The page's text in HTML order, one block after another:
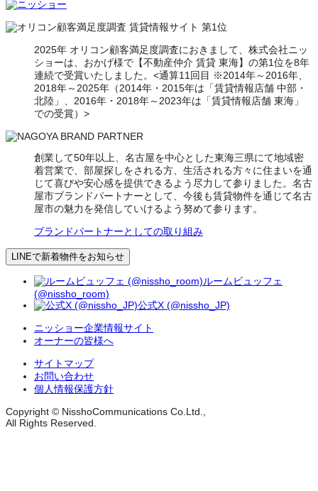
2025年 オリコン顧客満足度調査におきまして、株式会社ニッ
ショーは、おかげ様で【不動産仲介 賃貸 東海】の第1位を8年
連続で受賞いたしました。<通算11回目 ※2014年～2016年、
2018年～2025年（2014年・2015年は「賃貸情報店舗 中部・
北陸」、2016年・2018年～2023年は「賃貸情報店舗 東海」
での受賞）>
創業して50年以上、名古屋を中心とした東海三県にて地域密
着営業で、部屋探しをされる方、生活される方々に住まいを通
じて喜びや安心感を提供できるよう尽力して参りました。名古
屋市ブランドパートナーとして、今後も賃貸物件を通じて名古
屋市の魅力を発信していけるよう努めて参ります。
ブランドパートナーとしての取り組み
LINEで新着物件をお知らせ
ルームビュッフェ
(@nissho_room)
公式X (@nissho_JP)
ニッショー企業情報サイト
オーナーの皆様へ
サイトマップ
お問い合わせ
個人情報保護方針
Copyright © NisshoCommunications Co.Ltd.,
All Rights Reserved.